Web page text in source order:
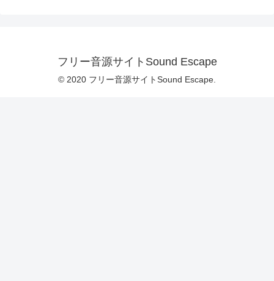
フリー音源サイトSound Escape
© 2020 フリー音源サイトSound Escape.